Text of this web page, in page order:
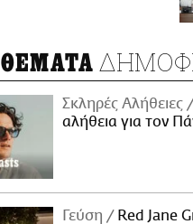
ΘΕΜΑΤΑ
Σκληρές Αλήθειες
αλήθεια για τον
Γεύση
Red Jane